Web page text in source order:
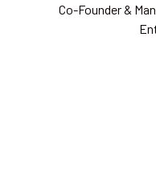
Co-Founder &